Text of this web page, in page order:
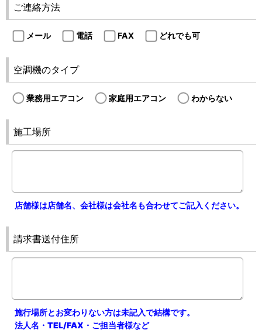
ご連絡方法
メール 電話 FAX どれでも可
空調機のタイプ
業務用エアコン 家庭用エアコン わからない
施工場所
店舗様は店舗名、会社様は会社名も合わせてご記入ください。
請求書送付住所
施行場所とお変わりない方は未記入で結構です。
法人名・TEL/FAX・ご担当者様など